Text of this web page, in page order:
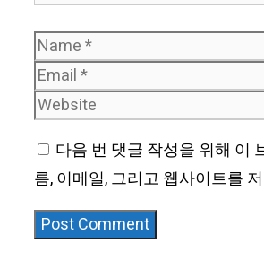
Name
다음 번 댓글 작성을 위해 이
름, 이메일, 그리고 웹사이트를